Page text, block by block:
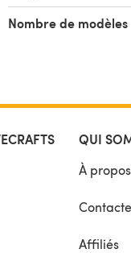
Nombre de modèles
QUI
À
Affiliés